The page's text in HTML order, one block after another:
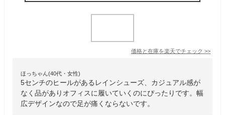
価格と在庫を楽天でチェック >>
ほっちゃん(40代・女性)
5センチのヒールがあるレインシューズ、カジュアル感が
なく品がありオフィスに履いていくのにぴったりです。幅
広デザインなので足が痛くならないです。